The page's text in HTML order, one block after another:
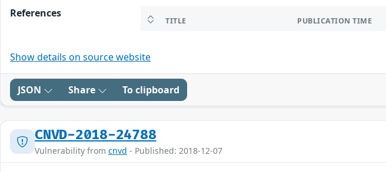
References
TITLE PUBLICATION TIME
Show details on source website
JSON Share To clipboard
CNVD-2018-24788
Vulnerability from cnvd - Published: 2018-12-07